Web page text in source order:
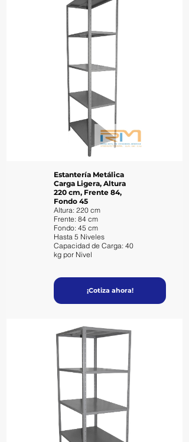
Estantería Metálica
Carga Ligera, Altura
220 cm, Frente 84,
Fondo 45
Altura: 220 cm
Frente: 84 cm
Fondo: 45 cm
Hasta 5 Niveles
Capacidad de Carga: 40
kg por Nivel
¡Cotiza ahora!